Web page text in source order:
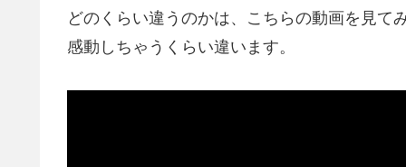
どのくらい違うのかは、こちらの動画を見て
感動しちゃうくらい違います。